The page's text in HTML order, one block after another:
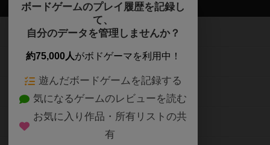
ボードゲームのプレイ履歴を記録し
て、
自分のデータを管理しませんか？
約75,000人がボドゲーマを利用中！
遊んだボードゲームを記録する
気になるゲームのレビューを読む
お気に入り作品・所有リストの共
有
ボドゲーマTOP
ボードゲームを検索する
ボードゲームの新着レビュー
ボードゲーム会情報
メカニクス特集